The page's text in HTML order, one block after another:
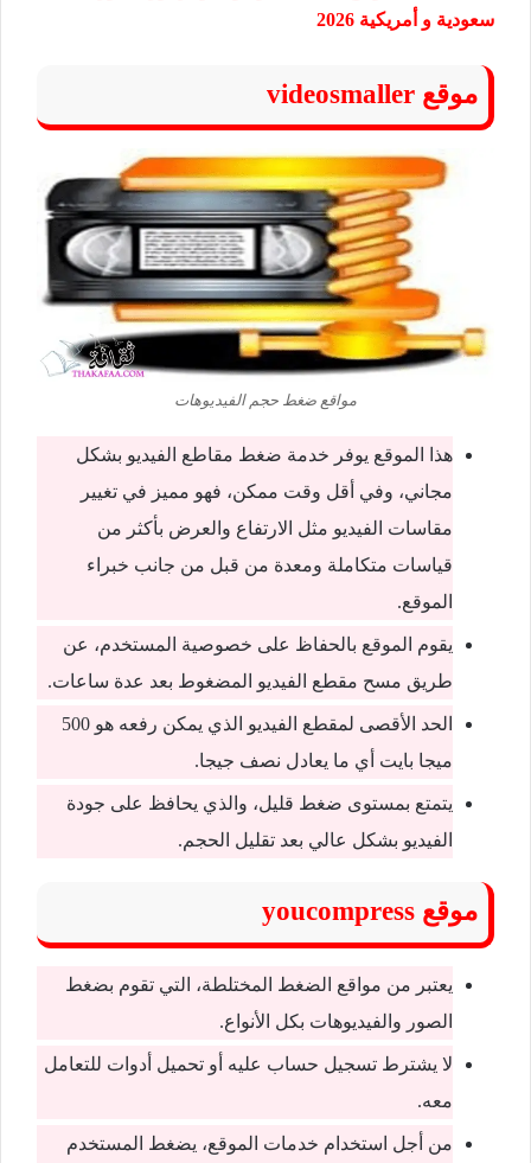
سعودية و أمريكية 2026
موقع videosmaller
مواقع ضغط حجم الفيديوهات
هذا الموقع يوفر خدمة ضغط مقاطع الفيديو بشكل
مجاني، وفي أقل وقت ممكن، فهو مميز في تغيير
مقاسات الفيديو مثل الارتفاع والعرض بأكثر من
قياسات متكاملة ومعدة من قبل من جانب خبراء
الموقع.
يقوم الموقع بالحفاظ على خصوصية المستخدم، عن
طريق مسح مقطع الفيديو المضغوط بعد عدة ساعات.
الحد الأقصى لمقطع الفيديو الذي يمكن رفعه هو 500
ميجا بايت أي ما يعادل نصف جيجا.
يتمتع بمستوى ضغط قليل، والذي يحافظ على جودة
الفيديو بشكل عالي بعد تقليل الحجم.
موقع youcompress
يعتبر من مواقع الضغط المختلطة، التي تقوم بضغط
الصور والفيديوهات بكل الأنواع.
لا يشترط تسجيل حساب عليه أو تحميل أدوات للتعامل
معه.
من أجل استخدام خدمات الموقع، يضغط المستخدم